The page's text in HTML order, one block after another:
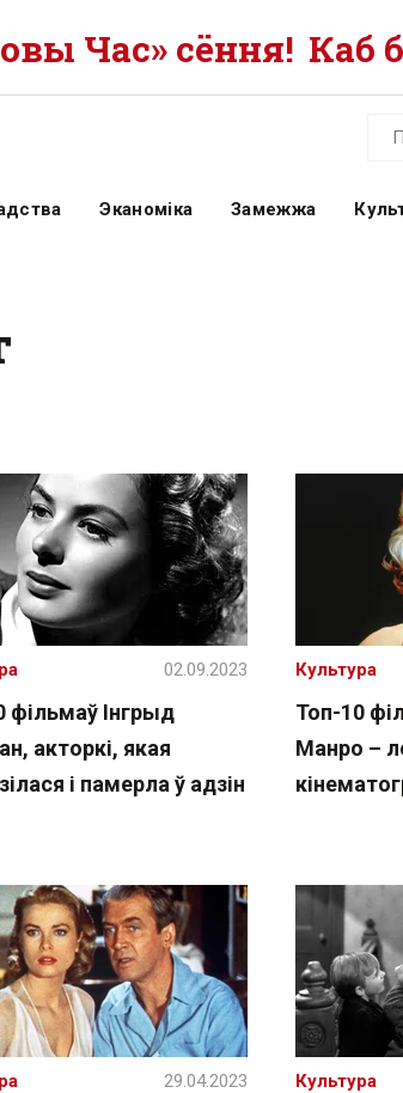
Час» сёння! Каб
Эканоміка Замежжа
фільмаў Інгрыд
акторкі, якая
і памерла ў адзін
02.09.2023
Топ-10
Манро –
Культура
29.04.2023 Культура